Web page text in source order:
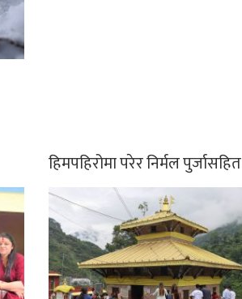
हिमपहिरोमा परेर निर्मल पुर्जासहित